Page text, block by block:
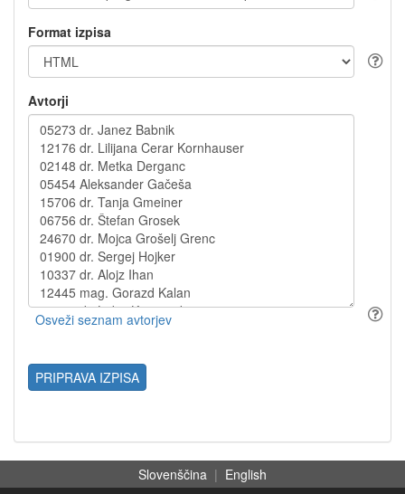
Format izpisa
Avtorji
PRIPRAVA IZPISA
Slovenščina | English